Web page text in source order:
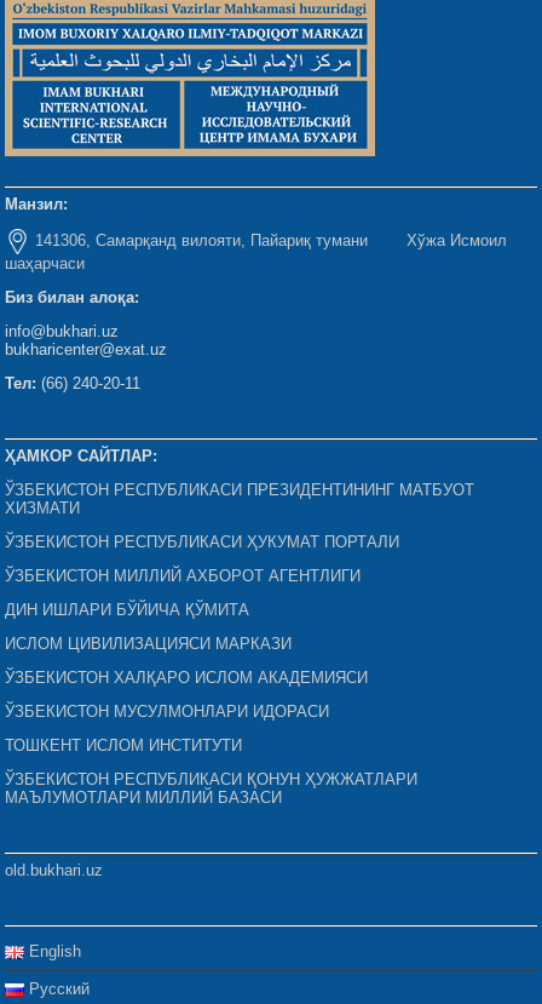
Манзил:
141306, Самарқанд вилояти, Пайариқ тумани Хўжа Исмоил
шаҳарчаси
Биз билан алоқа:
info@bukhari.uz
bukharicenter@exat.uz
Тел: (66) 240-20-11
ҲАМКОР САЙТЛАР:
ЎЗБЕКИСТОН РЕСПУБЛИКАСИ ПРЕЗИДЕНТИНИНГ МАТБУОТ
ХИЗМАТИ
ЎЗБЕКИСТОН РЕСПУБЛИКАСИ ҲУКУМАТ ПОРТАЛИ
ЎЗБЕКИСТОН МИЛЛИЙ АХБОРОТ АГЕНТЛИГИ
ДИН ИШЛАРИ БЎЙИЧА ҚЎМИТА
ИСЛОМ ЦИВИЛИЗАЦИЯСИ МАРКАЗИ
ЎЗБЕКИСТОН ХАЛҚАРО ИСЛОМ АКАДЕМИЯСИ
ЎЗБЕКИСТОН МУСУЛМОНЛАРИ ИДОРАСИ
ТОШКЕНТ ИСЛОМ ИНСТИТУТИ
ЎЗБЕКИСТОН РЕСПУБЛИКАСИ ҚОНУН ҲУЖЖАТЛАРИ
МАЪЛУМОТЛАРИ МИЛЛИЙ БАЗАСИ
old.bukhari.uz
English
Русский